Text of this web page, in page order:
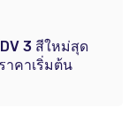
3 สีใหม่สุด
าคาเริ่มต้น